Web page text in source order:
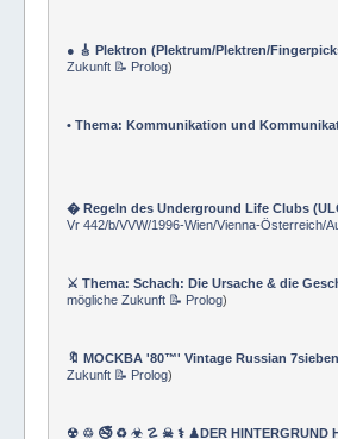
● 🎸 Plektron (Plektrum/Plektren/
Zukunft 📝 Prolog)
• Thema: Kommunikation und
� Regeln des Underground Life Clubs
Vr 442/b/VVW/1996-Wien/Vienna-Österreich/
⚔ Thema: Schach: Die Ursache & die
mögliche Zukunft 📝 Prolog)
🔖 MOCKBA '80™' Vintage Russian
Zukunft 📝 Prolog)
☢ ♲ 🚭 ♻ ☣ ☡ ☠ ⚕ ♟DER HINTERGRUND